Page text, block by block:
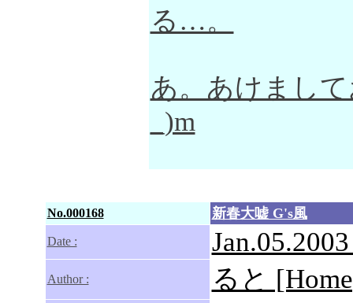
る…。
あ。あけまし
_)m
No.000168 新春大嘘 G's風
Date :
Author : ると